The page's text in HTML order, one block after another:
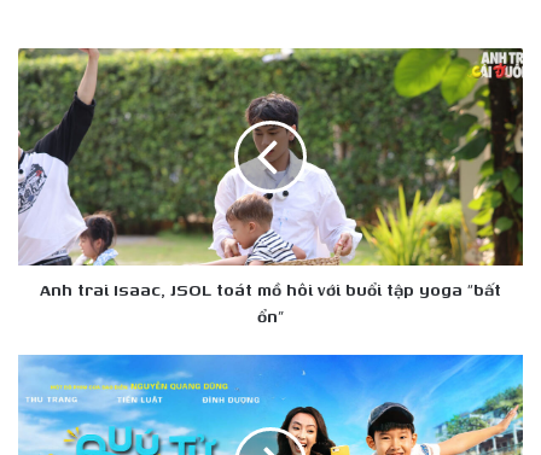
Anh
trai
Isaac,
JSOL
toát
mồ
hôi
với
buổi
ổn”
Anh trai Isaac, JSOL toát mồ hôi với buổi tập yoga “bất
ổn”
Thu
Trang
-
Tiến